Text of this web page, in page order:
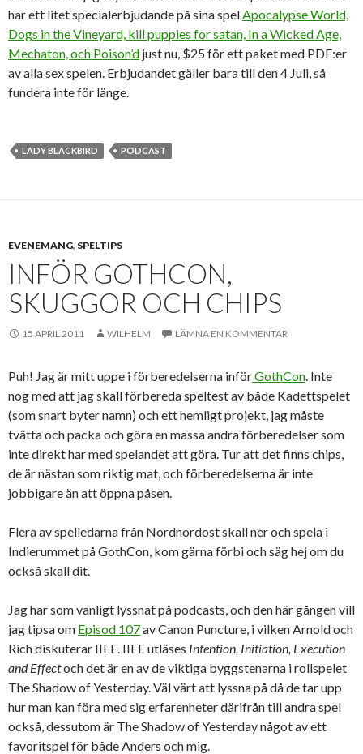
har ett litet specialerbjudande på sina spelApocalypse World,
Dogs in the Vineyard, kill puppies for satan, In a Wicked Age,
Mechaton, och Poison’d just nu, $25 för ett paket med PDF:er
av alla sex spelen. Erbjudandet gäller bara till den 4 Juli, så
fundera inte för länge.
LADY BLACKBIRD PODCAST
EVENEMANG, SPELTIPS
INFÖR GOTHCON,
SKUGGOR OCH CHIPS
15 APRIL 2011 WILHELM LÄMNA EN KOMMENTAR
Puh! Jag är mitt uppe i förberedelserna införGothCon. Inte
nog med att jag skall förbereda speltest av både Kadettspelet
(som snart byter namn) och ett hemligt projekt, jag måste
tvätta och packa och göra en massa andra förberedelser som
inte direkt har med spelandet att göra. Tur att det finns chips,
de är nästan som riktig mat, och förberedelserna är inte
jobbigare än att öppna påsen.
Flera av spelledarna från Nordnordost skall ner och spela i
Indierummet på GothCon, kom gärna förbi och säg hej om du
också skall dit.
Jag har som vanligt lyssnat på podcasts, och den här gången vill
jag tipsa om Episod 107av Canon Puncture, i vilken Arnold och
Rich diskuterar IIEE. IIEE utläses Intention, Initiation, Execution
and Effectoch det är en av de viktiga byggstenarna i rollspelet
The Shadow of Yesterday. Väl värt att lyssna på då de tar upp
hur man kan föra med sig erfarenheter därifrån till andra spel
också, dessutom är The Shadow of Yesterday något av ett
favoritspel för både Anders och mig.